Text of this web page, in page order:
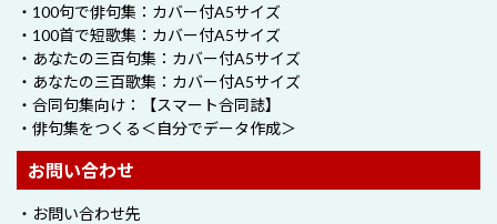
・100句で俳句集：カバー付A5サイズ
・100首で短歌集：カバー付A5サイズ
・あなたの三百句集：カバー付A5サイズ
・あなたの三百歌集：カバー付A5サイズ
・合同句集向け：【スマート合同誌】
・俳句集をつくる＜自分でデータ作成＞
お問い合わせ
・お問い合わせ先